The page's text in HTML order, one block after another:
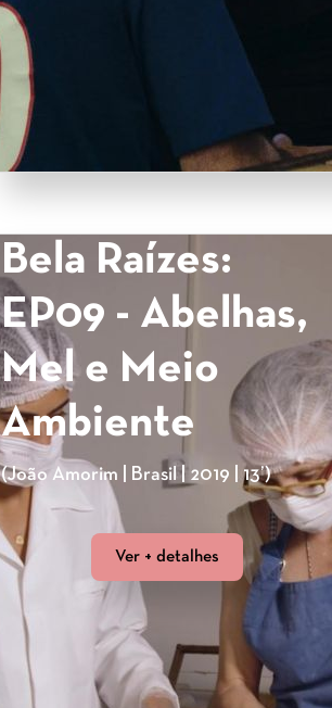
Bela Raízes:
EP09 - Abelhas,
Mel e Meio
Ambiente
(João Amorim | Brasil | 2019 | 13’)
Ver + detalhes